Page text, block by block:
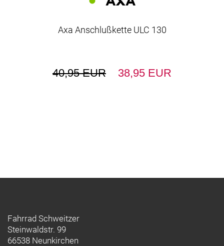
Axa Anschlußkette ULC 130
40,95 EUR 38,95 EUR
Fahrrad Schweitzer
Steinwaldstr. 99
66538 Neunkirchen